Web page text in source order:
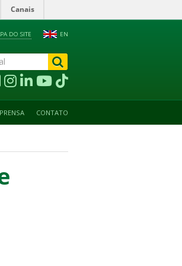
Canais
EN
DO SITE
CONTATO